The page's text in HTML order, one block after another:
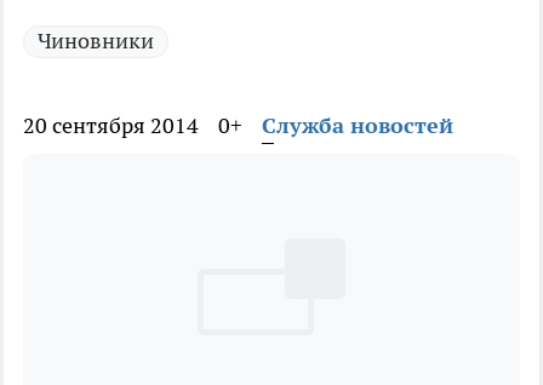
Чиновники
20 сентября 2014 0+ Служба новостей